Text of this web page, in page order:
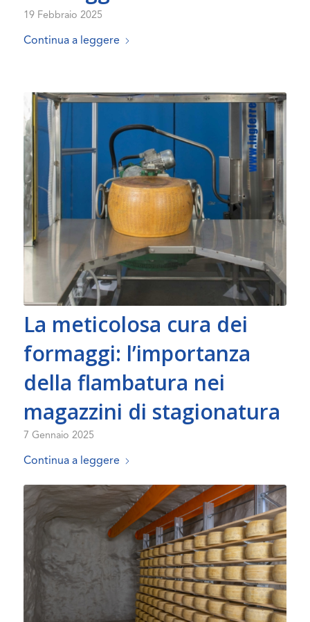
19 Febbraio 2025
Continua a leggere
La meticolosa cura dei
formaggi: l’importanza
della flambatura nei
magazzini di stagionatura
7 Gennaio 2025
Continua a leggere